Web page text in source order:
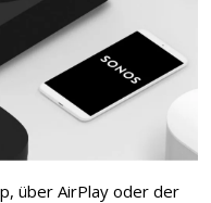
über AirPlay oder der